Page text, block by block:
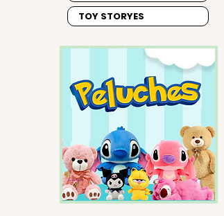
TOY STORYES